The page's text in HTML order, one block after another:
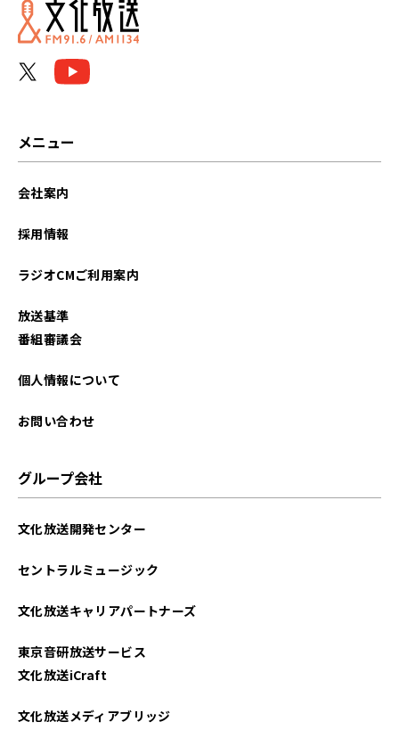
メニュー
会社案内
採用情報
ラジオCMご利用案内
放送基準
番組審議会
個人情報について
お問い合わせ
グループ会社
文化放送開発センター
セントラルミュージック
文化放送キャリアパートナーズ
東京音研放送サービス
文化放送iCraft
文化放送メディアブリッジ